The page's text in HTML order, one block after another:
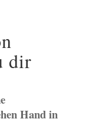
dir
Hand in